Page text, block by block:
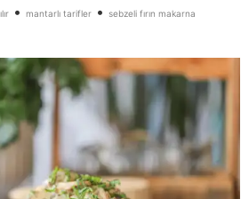
• mantarlı tarifler • sebzeli fırın makarna